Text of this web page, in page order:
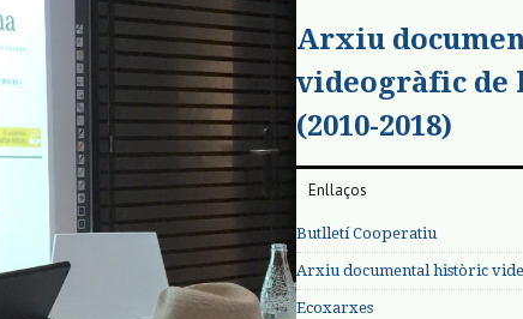
Arxiu
videogràfic de
(2010-2018)
Enllaços
Butlletí Cooperatiu
Arxiu documental històric
Ecoxarxes